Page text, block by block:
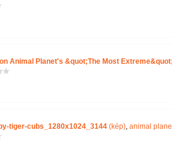
Animal Planet's &quot;The Most
tiger-cubs_1280x1024_3144 (kép), animal